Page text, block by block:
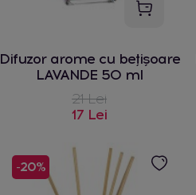
Difuzor arome cu bețișoare
LAVANDE 50 ml
21 Lei
17 Lei
-20%